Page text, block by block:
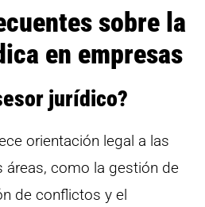
sobre la
en empresas
jurídico?
orientación legal a las
áreas, como la gestión de
de conflictos y el